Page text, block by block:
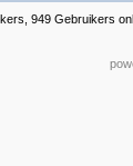
949 Gebruikers